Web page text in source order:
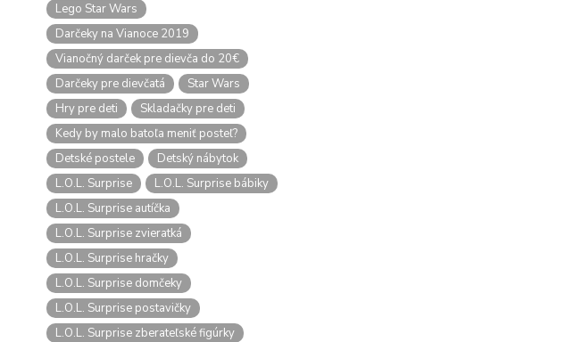
Lego Star Wars
Darčeky na Vianoce 2019
Vianočný darček pre dievča do 20€
Darčeky pre dievčatá
Star Wars
Hry pre deti
Skladačky pre deti
Kedy by malo batoľa meniť posteľ?
Detské postele
Detský nábytok
L.O.L. Surprise
L.O.L. Surprise bábiky
L.O.L. Surprise autíčka
L.O.L. Surprise zvieratká
L.O.L. Surprise hračky
L.O.L. Surprise domčeky
L.O.L. Surprise postavičky
L.O.L. Surprise zberateľské figúrky